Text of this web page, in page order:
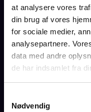
at analysere vores
din brug af vores
for sociale medier,
analysepartnere.
data med andre
de har indsamlet fra
Nødvendig
ABOUT THE ESTATE
Pragtvilla på 289
beliggende på stor
mellem Furesø og
ved Holte Skole og tæt
endda også tæt på